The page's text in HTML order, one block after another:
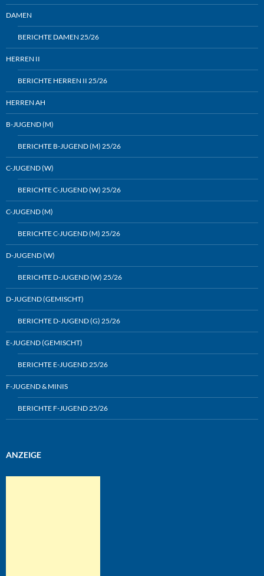
DAMEN
BERICHTE DAMEN 25/26
HERREN II
BERICHTE HERREN II 25/26
HERREN AH
B-JUGEND (M)
BERICHTE B-JUGEND (M) 25/26
C-JUGEND (W)
BERICHTE C-JUGEND (W) 25/26
C-JUGEND (M)
BERICHTE C-JUGEND (M) 25/26
D-JUGEND (W)
BERICHTE D-JUGEND (W) 25/26
D-JUGEND (GEMISCHT)
BERICHTE D-JUGEND (G) 25/26
E-JUGEND (GEMISCHT)
BERICHTE E-JUGEND 25/26
F-JUGEND & MINIS
BERICHTE F-JUGEND 25/26
ANZEIGE